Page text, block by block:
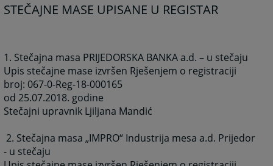
STEČAJNE MASE UPISANE U REGISTAR
1. Stečajna masa PRIJEDORSKA BANKA a.d. – u stečaju
Upis stečajne mase izvršen Rješenjem o registraciji
broj: 067-0-Reg-18-000165
od 25.07.2018. godine
Stečajni upravnik Ljiljana Mandić
2. Stečajna masa „IMPRO“ Industrija mesa a.d. Prijedor
- u stečaju